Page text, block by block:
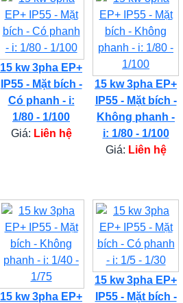
15 kw 3pha EP+
IP55 - Mặt bích -
Có phanh - i:
1/80 - 1/100
Giá: Liên hệ
15 kw 3pha EP+
IP55 - Mặt bích -
Không phanh -
i: 1/80 - 1/100
Giá: Liên hệ
15 kw 3pha EP+
15 kw 3pha EP+
IP55 - Mặt bích -